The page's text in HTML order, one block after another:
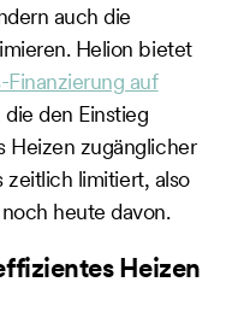
auch die
Helion bietet
Finanzierung auf
den Einstieg
Heizen zugänglicher
zeitlich limitiert, also
heute davon.
Heizen